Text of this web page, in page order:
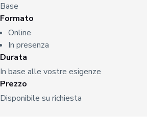
Base
Formato
Online
In presenza
Durata
In base alle vostre esigenze
Prezzo
Disponibile su richiesta